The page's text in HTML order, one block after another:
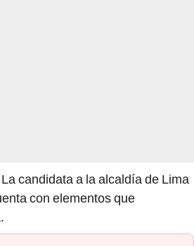
candidata a la alcaldía de Lima
con elementos que